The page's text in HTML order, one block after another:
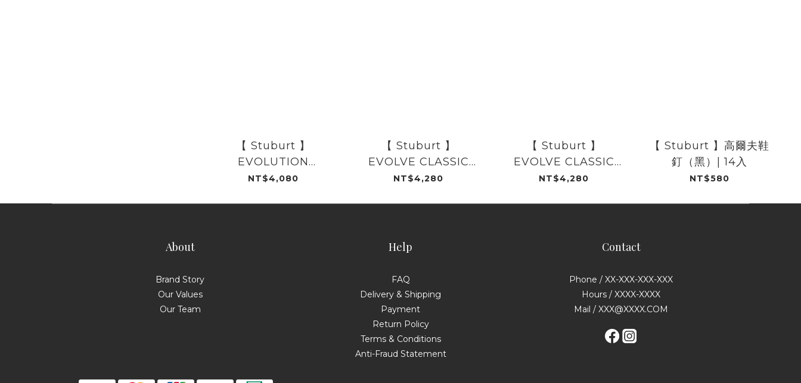
【 Stuburt 】
EVOLUTION
CASUAL GOLF
NT$4,080
【 Stuburt 】
EVOLVE CLASSIC
SPIKED GOLF
NT$4,280
【 Stuburt 】
EVOLVE CLASSIC
SPIKED GOLF
NT$4,280
【 Stuburt 】高爾夫鞋
釘（黑）| 14入
NT$580
About
Brand Story
Our Values
Our Team
Help
FAQ
Delivery & Shipping
Payment
Return Policy
Terms & Conditions
Anti-Fraud Statement
Contact
Phone / XX-XXX-XXX-XXX
Hours / XXXX-XXXX
Mail / XXX@XXXX.COM